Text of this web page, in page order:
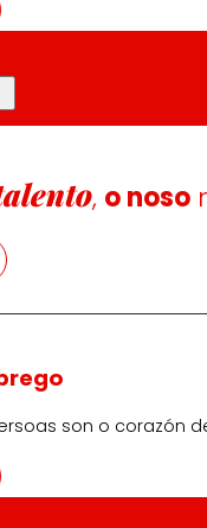
, o noso
son o corazón
opinións e puntos de